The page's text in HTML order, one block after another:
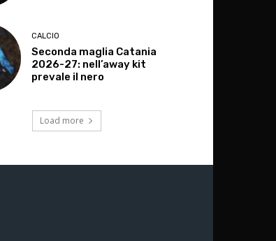
CALCIO
Seconda maglia Catania
2026-27: nell’away kit
prevale il nero
Load more